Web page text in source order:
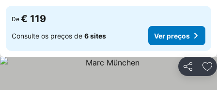
De € 119
Consulte os preços de 6 sites Ver preços
Partilhar